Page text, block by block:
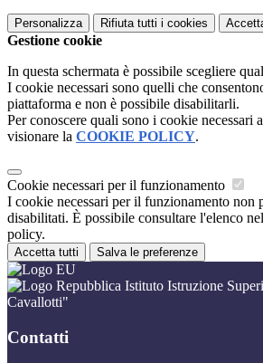
Personalizza Rifiuta tutti i cookies
Gestione cookie
In questa schermata è possibile scegliere
I cookie necessari sono quelli che
piattaforma e non è possibile disabilitarli.
Per conoscere quali sono i cookie necessari
visionare la COOKIE POLICY.
Cookie necessari per il funzionamento
I cookie necessari per il funzionamento non
disabilitati. È possibile consultare l'elenco
policy.
Accetta tutti Salva le preferenze
Istituto Istruzione
Cavallotti"
Contatti